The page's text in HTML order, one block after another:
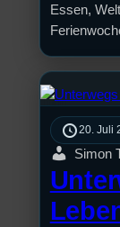
Essen,
20. Juli
Simon